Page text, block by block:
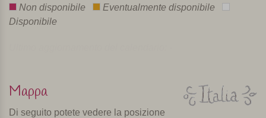
Non disponibile
Eventualmente disponibile
Disponibile
Mappa
Di seguito potete vedere la posizione